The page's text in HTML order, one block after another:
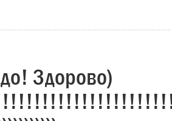
Здорово)